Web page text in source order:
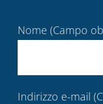
Nome (Campo
Indirizzo e-mail